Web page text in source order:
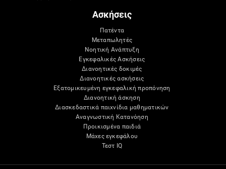
Ασκήσεις
Πατέντα
Μεταπωλητές
Νοητική Ανάπτυξη
Εγκεφαλικές Ασκήσεις
Διανοητικές δοκιμές
Διανοητικές ασκήσεις
Εξατομικευμένη εγκεφαλική προπόνηση
Διανοητική άσκηση
Διασκεδαστικά παιχνίδια μαθηματικών
Αναγνωστική Κατανόηση
Προικισμένα παιδιά
Μάχες εγκεφάλου
Τεστ IQ